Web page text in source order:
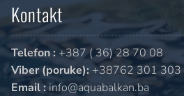
Kontakt
Telefon : +387 ( 36) 28 70 08
Viber (poruke): +38762 301 303
Email :info@aquabalkan.ba